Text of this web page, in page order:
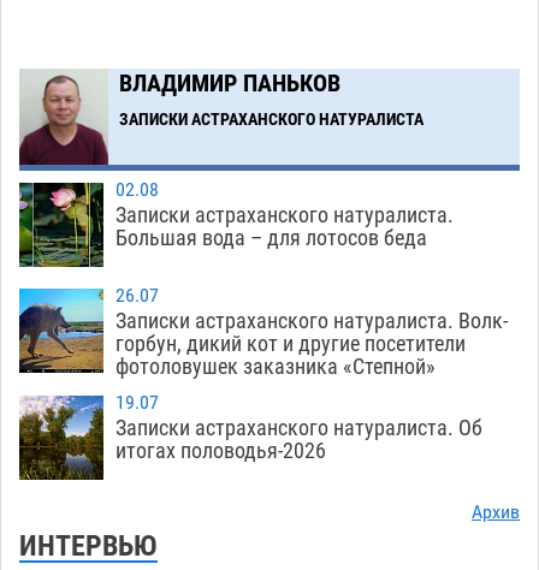
Загрузить еще
ВЛАДИМИР ПАНЬКОВ
ЗАПИСКИ АСТРАХАНСКОГО НАТУРАЛИСТА
02.08
Записки астраханского натуралиста.
Большая вода – для лотосов беда
26.07
Записки астраханского натуралиста. Волк-
горбун, дикий кот и другие посетители
фотоловушек заказника «Степной»
19.07
Записки астраханского натуралиста. Об
итогах половодья-2026
Архив
ИНТЕРВЬЮ